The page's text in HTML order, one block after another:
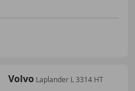
Volvo Laplander L 3314 HT